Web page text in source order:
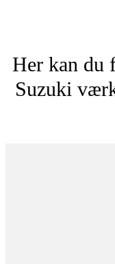
Her kan du
Suzuki